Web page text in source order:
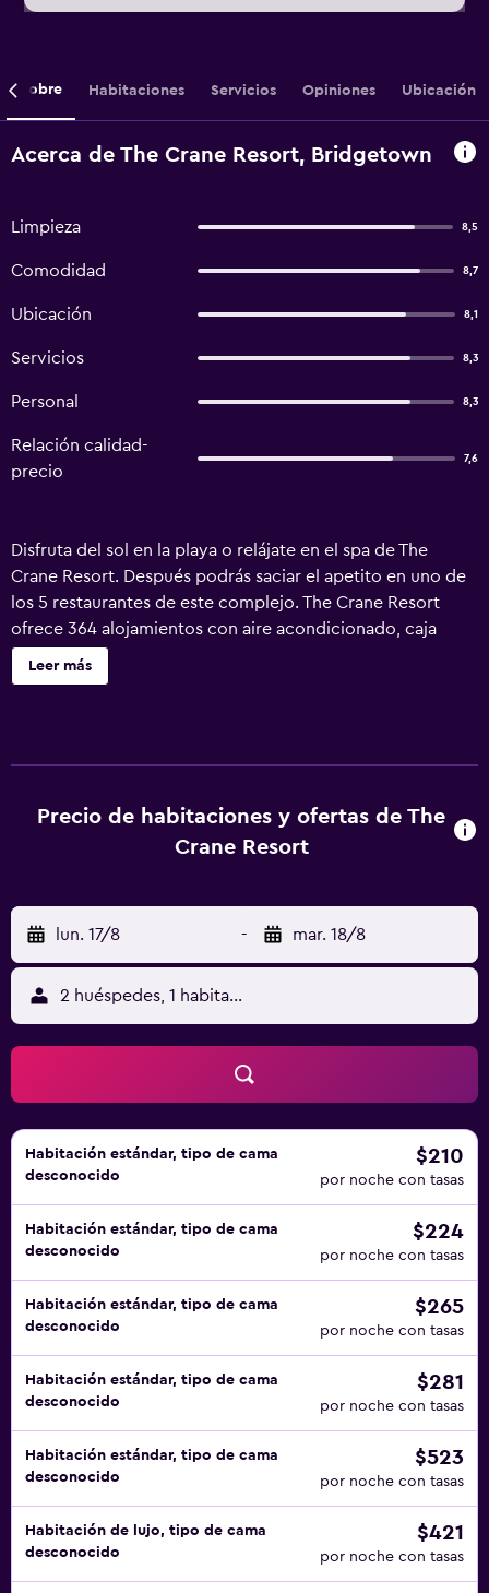
Sobre Habitaciones Servicios Opiniones Ubicación
Acerca de The Crane Resort, Bridgetown
Limpieza 8,5
Comodidad 8,7
Ubicación 8,1
Servicios 8,3
Personal 8,3
Relación calidad-
precio
7,6
Disfruta del sol en la playa o relájate en el spa de The
Crane Resort. Después podrás saciar el apetito en uno de
los 5 restaurantes de este complejo. The Crane Resort
ofrece 364 alojamientos con aire acondicionado, caja
fuerte y albornoces. Las habitaciones disponen de balcón
amueblado. Se ofrece una televisión de pantalla plana con
gratuitos y secador de pelo. Los huéspedes pueden
navegar por la web gracias a nuestro acceso a Internet
larga distancia e internacionales son gratuitas (pueden
existir restricciones). Las habitaciones también incluyen
tabla de planchar con plancha y ventilador de techo. Se
ofrece servicio de limpieza todos los días y es posible
solicitar masajes en la habitación. En el alojamiento hay 5
piscinas al aire libre además de piscina infantil. Otros
servicios de ocio y esparcimiento incluyen gimnasio
abierto las 24 horas. Se pueden practicar las actividades
de ocio y esparcimiento que se indican más abajo en las
instalaciones o cerca del alojamiento (es posible que se
aplique un recargo).
Leer más
Precio de habitaciones y ofertas de The
Crane Resort
lun. 17/8 - mar. 18/8
2 huéspedes, 1 habitación
Habitación estándar, tipo de cama
desconocido
$210
por noche con tasas
Habitación estándar, tipo de cama
desconocido
$224
por noche con tasas
Habitación estándar, tipo de cama
desconocido
$265
por noche con tasas
Habitación estándar, tipo de cama
desconocido
$281
por noche con tasas
Habitación estándar, tipo de cama
desconocido
$523
por noche con tasas
Habitación de lujo, tipo de cama
desconocido
$421
por noche con tasas